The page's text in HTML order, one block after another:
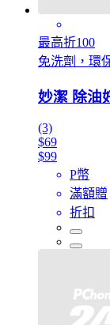
最高折100
免洗劑，環
妙潔 除油
(3)
$69
$99
P幣
滿額贈
折扣